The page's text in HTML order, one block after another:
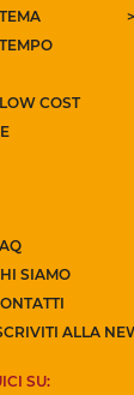
COST
SIAMO
ALLA
SU: